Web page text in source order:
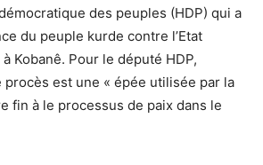
des peuples (HDP) qui a
du peuple kurde contre l’Etat
Kobanê. Pour le député HDP,
procès est une « épée utilisée par la
fin à le processus de paix dans le